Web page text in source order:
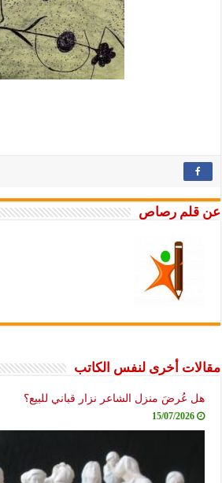
عن قلم رصاص
مقالات أخرى لنفس الكاتب
هل عُرضَ منزل الشاعر نزار قباني للبيع؟
15/07/2026